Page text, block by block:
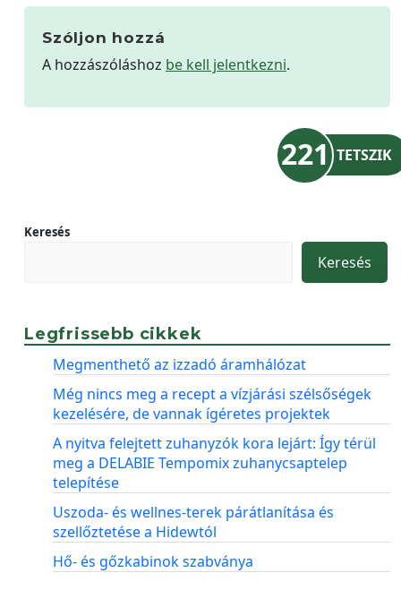
Szóljon hozzá
A hozzászóláshoz be kell jelentkezni.
221 TETSZIK
Keresés
Keresés
Legfrissebb cikkek
Megmenthető az izzadó áramhálózat
Még nincs meg a recept a vízjárási szélsőségek
kezelésére, de vannak ígéretes projektek
A nyitva felejtett zuhanyzók kora lejárt: Így térül
meg a DELABIE Tempomix zuhanycsaptelep
telepítése
Uszoda- és wellnes-terek párátlanítása és
szellőztetése a Hidewtól
Hő- és gőzkabinok szabványa